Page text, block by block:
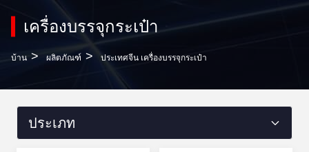
เครื่องบรรจุกระเป๋า
บ้าน > ผลิตภัณฑ์ > ประเทศจีน เครื่องบรรจุกระเป๋า
ประเภท